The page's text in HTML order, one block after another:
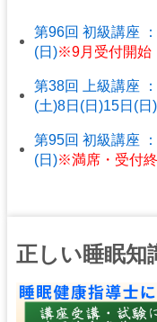
第96回 初級講座
(日)※9月受付開始
第38回 上級講座
(土)8日(日)15日(日)
第95回 初級講座
(日)※満席・受付
正しい睡眠